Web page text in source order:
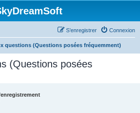
Connexion
S’enregistrer
questions (Questions posées fréquemment)
(Questions posées